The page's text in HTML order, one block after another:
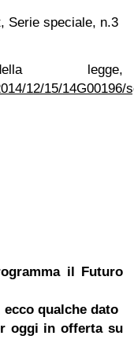
Serie speciale, n.3
legge,
12/15/14G00196/
il Futuro
qualche dato
oggi in offerta su